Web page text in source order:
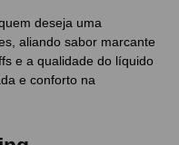
deseja uma
aliando sabor marcante
e a qualidade do líquido
e conforto na